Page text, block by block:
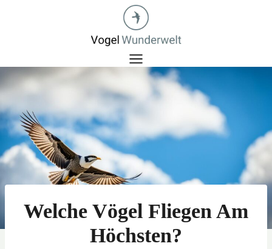
Welche Vögel Fliegen Am
Höchsten?